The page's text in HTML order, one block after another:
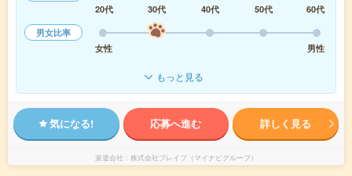
20代
30代 40代 50代
60代
男女比率
女性
男性
もっと見る
気になる! 応募へ進む 詳しく見る
派遣会社 株式会社ブレイブ（マイナビグループ）